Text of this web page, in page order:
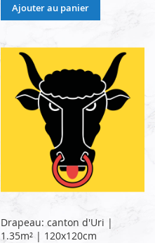
Ajouter au panier
Drapeau: canton d'Uri |
1.35m² | 120x120cm